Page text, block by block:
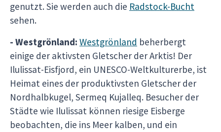
genutzt. Sie werden auch die Radstock-Bucht
sehen.
- Westgrönland: Westgrönland beherbergt
einige der aktivsten Gletscher der Arktis! Der
Ilulissat-Eisfjord, ein UNESCO-Weltkulturerbe, ist
Heimat eines der produktivsten Gletscher der
Nordhalbkugel, Sermeq Kujalleq. Besucher der
Städte wie Ilulissat können riesige Eisberge
beobachten, die ins Meer kalben, und ein